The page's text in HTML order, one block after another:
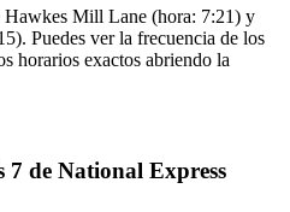
Hawkes Mill Lane (hora: 7:21) y
Puedes ver la frecuencia de los
horarios exactos abriendo la
de National Express